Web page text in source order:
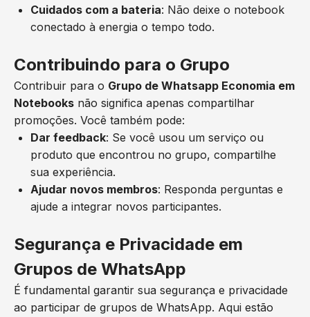
Cuidados com a bateria: Não deixe o notebook
conectado à energia o tempo todo.
Contribuindo para o Grupo
Contribuir para o Grupo de Whatsapp Economia em
Notebooks não significa apenas compartilhar
promoções. Você também pode:
Dar feedback: Se você usou um serviço ou
produto que encontrou no grupo, compartilhe
sua experiência.
Ajudar novos membros: Responda perguntas e
ajude a integrar novos participantes.
Segurança e Privacidade em
Grupos de WhatsApp
É fundamental garantir sua segurança e privacidade
ao participar de grupos de WhatsApp. Aqui estão